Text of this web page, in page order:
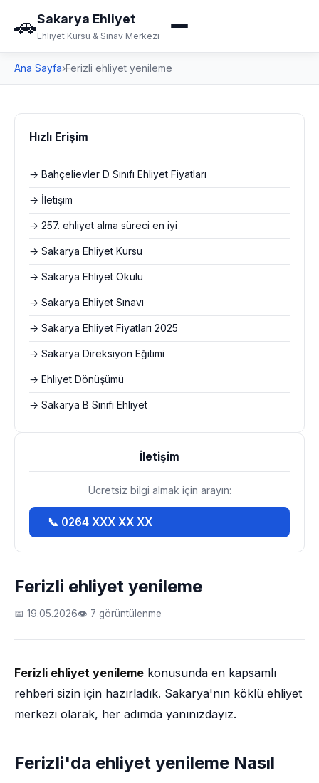
🚗Sakarya Ehliyet
Ehliyet Kursu & Sınav Merkezi
Ana Sayfa›Ferizli ehliyet yenileme
Ferizli ehliyet yenileme
📅 19.05.2026👁 7 görüntülenme
Ferizli ehliyet yenileme konusunda en kapsamlı
rehberi sizin için hazırladık. Sakarya'nın köklü ehliyet
merkezi olarak, her adımda yanınızdayız.
Ferizli'da ehliyet yenileme Nasıl
Hızlı Erişim
→ Bahçelievler D Sınıfı Ehliyet Fiyatları
→ İletişim
→ 257. ehliyet alma süreci en iyi
→ Sakarya Ehliyet Kursu
→ Sakarya Ehliyet Okulu
→ Sakarya Ehliyet Sınavı
→ Sakarya Ehliyet Fiyatları 2025
→ Sakarya Direksiyon Eğitimi
→ Ehliyet Dönüşümü
→ Sakarya B Sınıfı Ehliyet
İletişim
Ücretsiz bilgi almak için arayın:
📞 0264 XXX XX XX